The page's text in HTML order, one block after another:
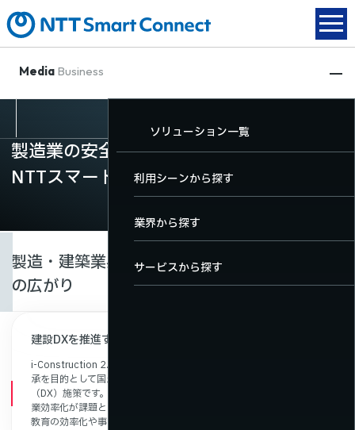
MediaBusiness
動画配信
動画配信
TOP
動画配信サービス一覧
料金・機能
XR関連
TOP
XRサービス一覧
放送DX
TOP
放送DXサービス一覧
ソリューション一覧
利用シーンから探す
業界から探す
サービスから探す
製造業の安全教育・建築向けVR活用は
NTTスマートコネクト
製造・建築業界DXを支えるVR建築と安全教育
の広がり
建設DXを推進する建築向けVR・メタバース活用
i-Construction 2.0は、建設現場の生産性向上・安全確保・技術継
承を目的として国土交通省が推進する、建設現場のデジタル変革
（DX）施策です。現場では、熟練作業者の技能伝承や安全教育、作
業効率化が課題となっています。VRや動画配信を活用することで、
教育の効率化や事故防止に大きく貢献しています。